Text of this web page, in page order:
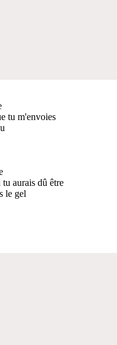
tu m'envoies
aurais dû être
le gel